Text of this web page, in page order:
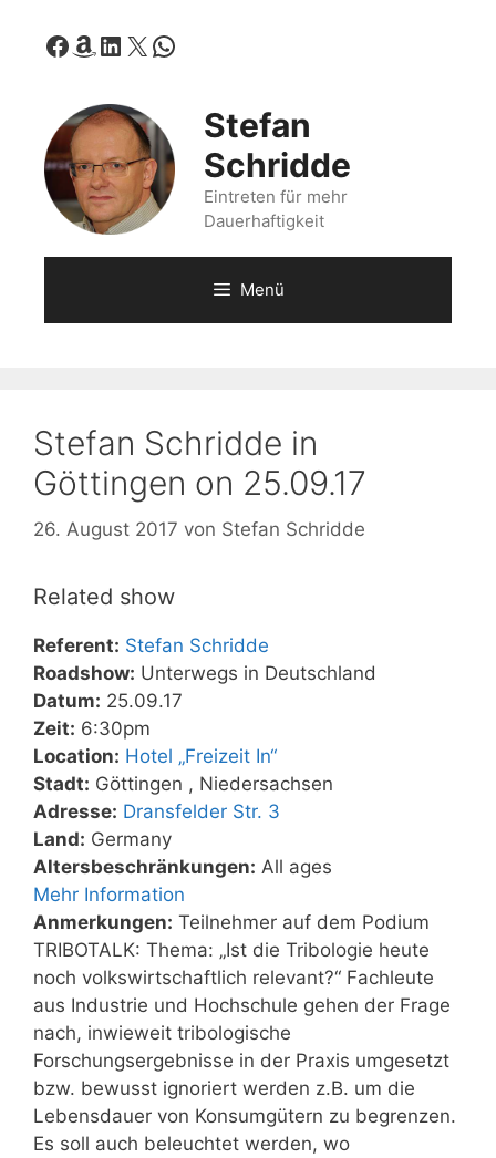
InhaltFacebook
Amazon
LinkedIn
X WhatsApp
Stefan
Schridde
Eintreten für mehr
Dauerhaftigkeit
Menü
Stefan Schridde in
Göttingen on 25.09.17
26. August 2017 von Stefan Schridde
Related show
Referent: Stefan Schridde
Roadshow: Unterwegs in Deutschland
Datum: 25.09.17
Zeit: 6:30pm
Location: Hotel „Freizeit In“
Stadt: Göttingen , Niedersachsen
Adresse: Dransfelder Str. 3
Land: Germany
Altersbeschränkungen: All ages
Mehr Information
Anmerkungen: Teilnehmer auf dem Podium
TRIBOTALK: Thema: „Ist die Tribologie heute
noch volkswirtschaftlich relevant?“ Fachleute
aus Industrie und Hochschule gehen der Frage
nach, inwieweit tribologische
Forschungsergebnisse in der Praxis umgesetzt
bzw. bewusst ignoriert werden z.B. um die
Lebensdauer von Konsumgütern zu begrenzen.
Es soll auch beleuchtet werden, wo